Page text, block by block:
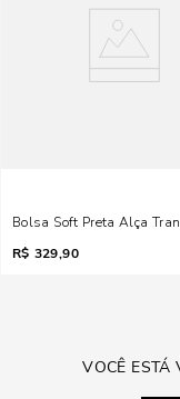
Bolsa Soft Preta Alça
R$ 329,90
VOCÊ ESTÁ